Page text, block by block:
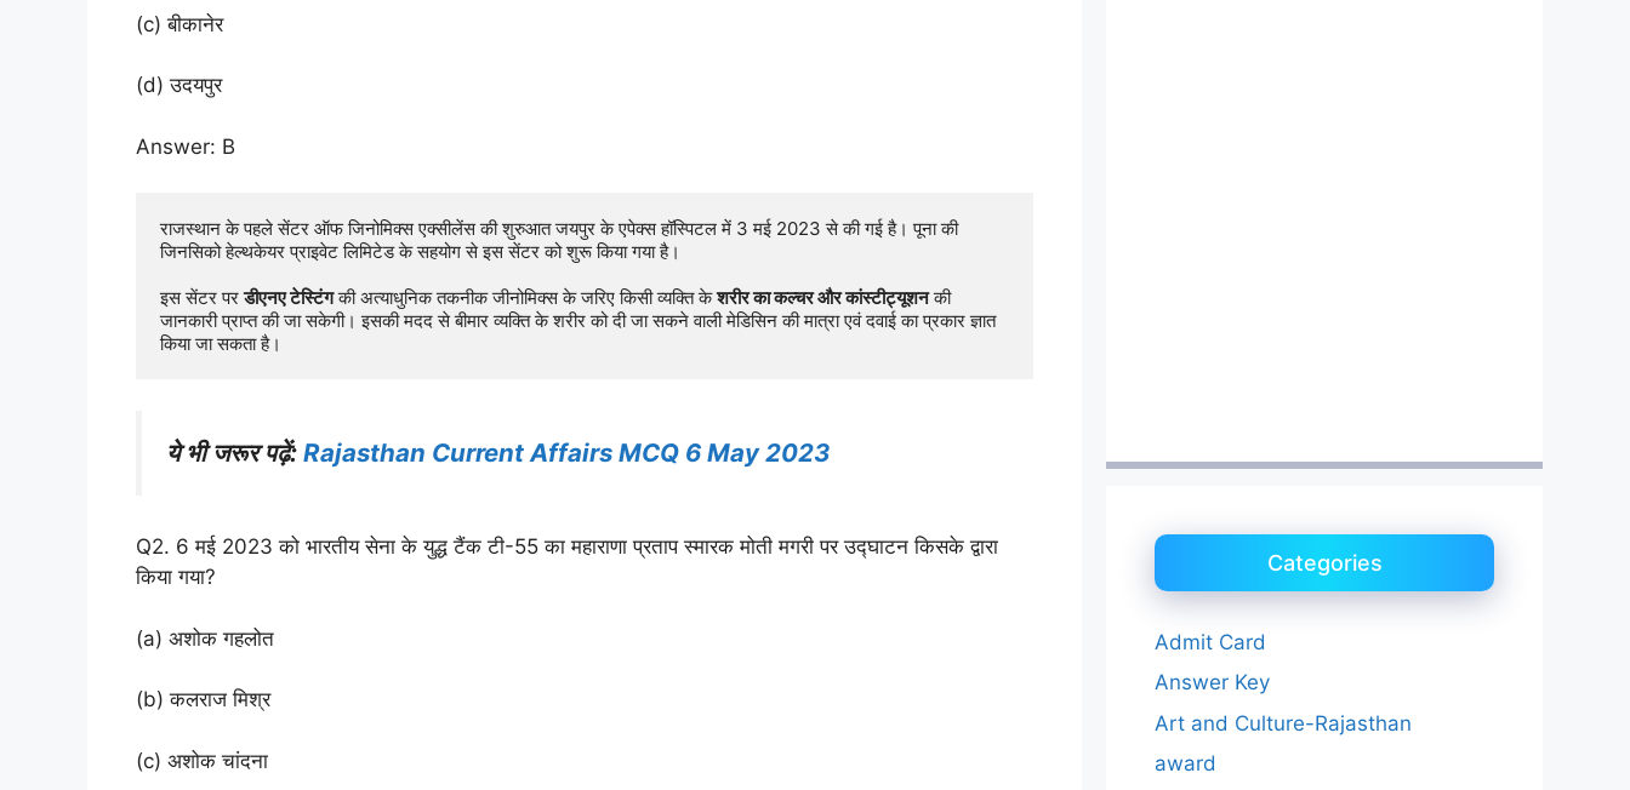
(c) बीकानेर
(d) उदयपुर
Answer: B
राजस्थान के पहले सेंटर ऑफ जिनोमिक्स एक्सीलेंस की शुरुआत जयपुर के एपेक्स हॉस्पिटल में 3 मई 2023 से की गई है। पूना की
जिनसिको हेल्थकेयर प्राइवेट लिमिटेड के सहयोग से इस सेंटर को शुरू किया गया है।
इस सेंटर पर डीएनए टेस्टिंग की अत्याधुनिक तकनीक जीनोमिक्स के जरिए किसी व्यक्ति के शरीर का कल्चर और कांस्टीट्यूशन की
जानकारी प्राप्त की जा सकेगी। इसकी मदद से बीमार व्यक्ति के शरीर को दी जा सकने वाली मेडिसिन की मात्रा एवं दवाई का प्रकार ज्ञात
किया जा सकता है।
ये भी जरूर पढ़ें: Rajasthan Current Affairs MCQ 6 May 2023
Q2. 6 मई 2023 को भारतीय सेना के युद्ध टैंक टी-55 का महाराणा प्रताप स्मारक मोती मगरी पर उद्घाटन किसके द्वारा
किया गया?
(a) अशोक गहलोत
(b) कलराज मिश्र
(c) अशोक चांदना
Categories
Admit Card
Answer Key
Art and Culture-Rajasthan
award